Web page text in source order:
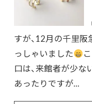
すが、12月の千里
っしゃいました
口は、来館者が少
あったりですが...